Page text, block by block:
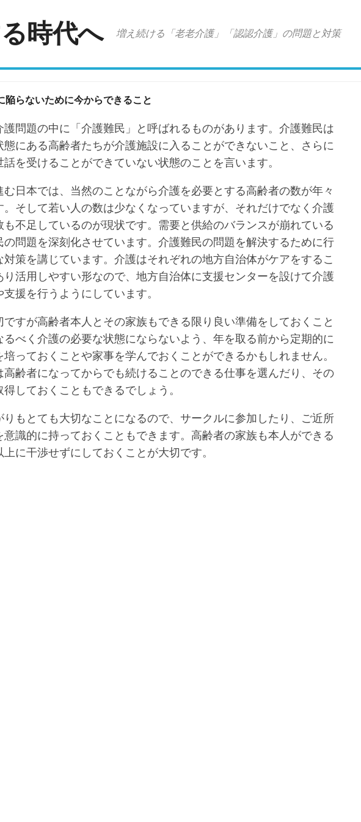
時代へ 増え続ける「老老介護」「認認介護」の問題と対策
陥らないために今からできること
護問題の中に「介護難民」と呼ばれるものがあります。介護難民は
態にある高齢者たちが介護施設に入ることができないこと、さらに
を受けることができていない状態のことを言います。
む日本では、当然のことながら介護を必要とする高齢者の数が年々
。そして若い人の数は少なくなっていますが、それだけでなく介護
も不足しているのが現状です。需要と供給のバランスが崩れている
の問題を深刻化させています。介護難民の問題を解決するために行
策を講じています。介護はそれぞれの地方自治体がケアをするこ
り活用しやすい形なので、地方自治体に支援センターを設けて介護
援を行うようにしています。
ですが高齢者本人とその家族もできる限り良い準備をしておくこと
るべく介護の必要な状態にならないよう、年を取る前から定期的に
っておくことや家事を学んでおくことができるかもしれません。
高齢者になってからでも続けることのできる仕事を選んだり、その
しておくこともできるでしょう。
りもとても大切なことになるので、サークルに参加したり、ご近所
意識的に持っておくこともできます。高齢者の家族も本人ができる
に干渉せずにしておくことが大切です。